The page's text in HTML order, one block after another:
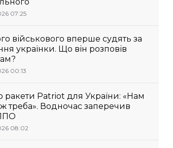
07:25
військового вперше судять за
українки. Що він розповів
00:13
ракети Patriot для України: «Нам
треба». Водночас заперечив
08:02